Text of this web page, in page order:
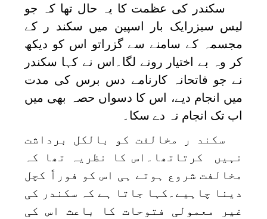
سکندر کی عظمت کا یہ حال تھا کہ جو
لیس سیزرایک بار اسپین میں سکند ر کے
مجسمہ کے سامنے سے گزراتو اس کو دیکھ
کر وہ بے اختیار رونے لگا۔اس نے کہا سکندر
نے جو فاتحانہ کارنامے دس برس کی مدت
میں انجام دیے، اس کا دسواں حصہ بھی میں
اب تک انجام نہ دے سکا۔
سکند ر مخالفت کو بالکل برداشت
نہیں کرتاتھا۔اس کا نظریہ تھا کہ
مخالفت شروع ہوتے ہی اس کو فوراً کچل
دینا چاہیے۔کہا جاتا ہے کہ سکندر کی
غیر معمولی فتوحات کا باعث اس کی